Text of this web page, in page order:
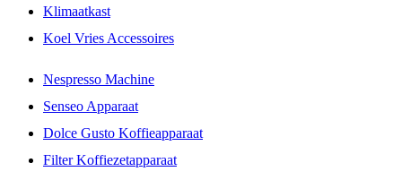
Klimaatkast
Koel Vries Accessoires
Nespresso Machine
Senseo Apparaat
Dolce Gusto Koffieapparaat
Filter Koffiezetapparaat